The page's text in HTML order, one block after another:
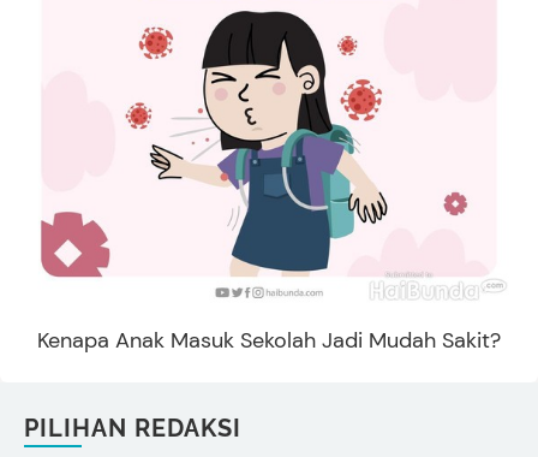
Kenapa Anak Masuk Sekolah Jadi Mudah Sakit?
PILIHAN REDAKSI